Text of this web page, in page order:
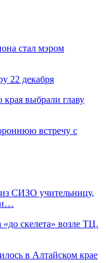
стал мэром
22 декабря
выбрали главу
встречу с
СИЗО учительницу,
«до скелета» возле ТЦ.
в Алтайском крае